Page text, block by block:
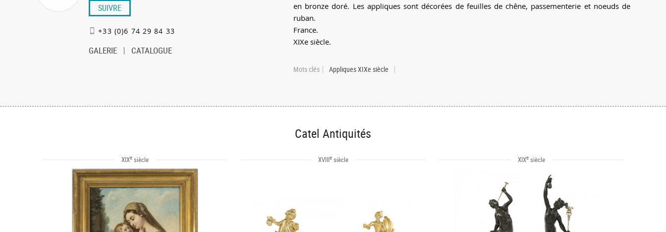
SUIVRE
+33 (0)6 74 29 84 33
GALERIE CATALOGUE
en bronze doré. Les appliques sont décorées de feuilles de chêne, passementerie et noeuds de
ruban.
France.
XIXe siècle.
Mots clés Appliques XIXe siècle
Catel Antiquités
XIXesiècle XVIIIesiècle XIXesiècle